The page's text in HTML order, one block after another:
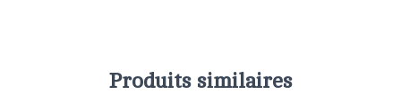
Produits similaires